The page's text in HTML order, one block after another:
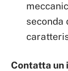
seconda
Contatta un